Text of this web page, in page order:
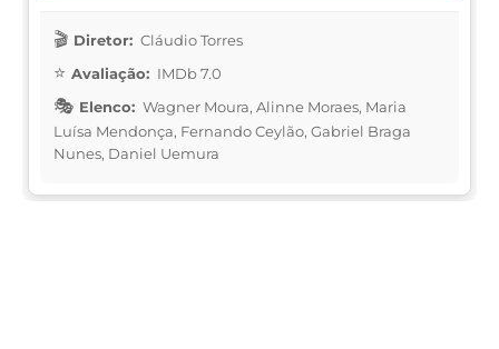
Diretor: Cláudio Torres
Avaliação: IMDb 7.0
Elenco: Wagner Moura, Alinne Moraes, Maria
Luísa Mendonça, Fernando Ceylão, Gabriel Braga
Nunes, Daniel Uemura